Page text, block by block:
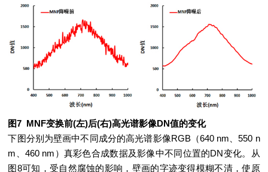
图7 MNF变换前(左)后(右)高光谱影像DN值的变化
下图分别为壁画中不同成分的高光谱影像RGB（640 nm、550 n
m、460 nm）真彩色合成数据及影像中不同位置的DN变化。从
图8可知，受自然腐蚀的影响，壁画的字迹变得模糊不清，使原